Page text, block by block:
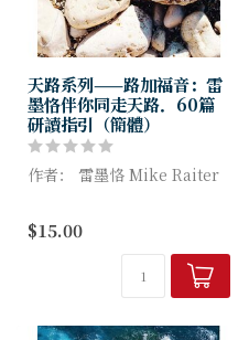
天路系列——路加福音：雷
墨恪伴你同走天路．60篇
研讀指引（簡體）
作者： 雷墨恪 Mike Raiter
要付上什么代价？邀请你加入
十二个门徒与耶稣同行的旅
程，并透过路加这位作者，来
探索门徒在伴...
$15.00